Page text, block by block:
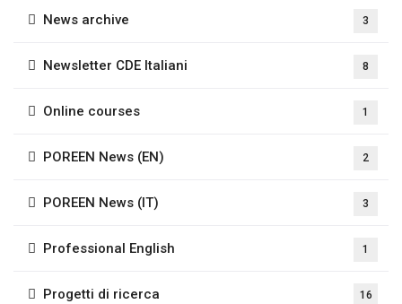
News archive 3
Newsletter CDE Italiani 8
Online courses 1
POREEN News (EN) 2
POREEN News (IT) 3
Professional English 1
Progetti di ricerca 16